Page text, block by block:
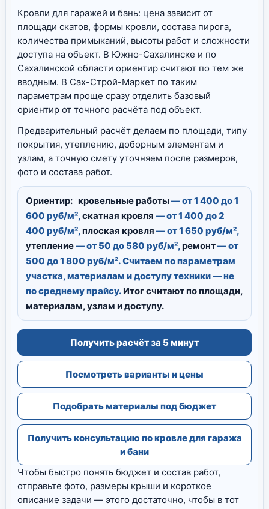
Кровли для гаражей и бань: цена зависит от
площади скатов, формы кровли, состава пирога,
количества примыканий, высоты работ и сложности
доступа на объект. В Южно-Сахалинске и по
Сахалинской области ориентир считают по тем же
вводным. В Сах-Строй-Маркет по таким
параметрам проще сразу отделить базовый
ориентир от точного расчёта под объект.
Предварительный расчёт делаем по площади, типу
покрытия, утеплению, доборным элементам и
узлам, а точную смету уточняем после размеров,
фото и состава работ.
Ориентир: кровельные работы— от 1 400 до 1
600 руб/м²,скатная кровля — от 1 400 до 2
400 руб/м²,плоская кровля — от 1 650 руб/м²,
утепление— от 50 до 580 руб/м²,ремонт— от
500 до 1 800 руб/м². Считаем по параметрам
участка, материалам и доступу техники — не
по среднему прайсу. Итог считают по площади,
материалам, узлам и доступу.
Получить расчёт за 5 минут
Посмотреть варианты и цены
Подобрать материалы под бюджет
Получить консультацию по кровле для гаража
и бани
Чтобы быстро понять бюджет и состав работ,
отправьте фото, размеры крыши и короткое
описание задачи — этого достаточно, чтобы в тот